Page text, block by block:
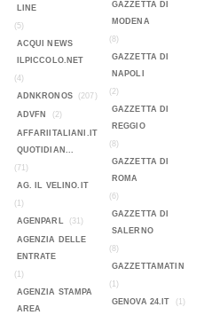
LINE
(5)
ACQUI NEWS
ILPICCOLO.NET
(4)
ADNKRONOS
(207)
ADVFN (2)
AFFARIITALIANI.IT
QUOTIDIAN...
(71)
AG. IL VELINO.IT
(1)
AGENPARL
(31)
AGENZIA DELLE
ENTRATE
(1)
AGENZIA STAMPA
AREA
GAZZETTA DI
MODENA
(8)
GAZZETTA DI
NAPOLI
(2)
GAZZETTA DI
REGGIO
(8)
GAZZETTA DI
ROMA
(6)
GAZZETTA DI
SALERNO
(8)
GAZZETTAMATIN
(1)
GENOVA 24.IT
(1)